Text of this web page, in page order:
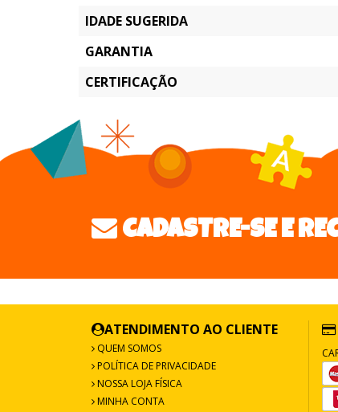
IDADE SUGERIDA
GARANTIA
CERTIFICAÇÃO
CADASTRE-SE E
ATENDIMENTO AO CLIENTE
QUEM SOMOS
POLÍTICA DE PRIVACIDADE
NOSSA LOJA FÍSICA
MINHA CONTA